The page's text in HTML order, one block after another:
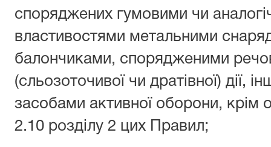
споряджених гумовими чи
властивостями метальними
балончиками, спорядженими
(сльозоточивої чи дратівної) дії,
засобами активної оборони, крім
2.10 розділу 2 цих Правил;